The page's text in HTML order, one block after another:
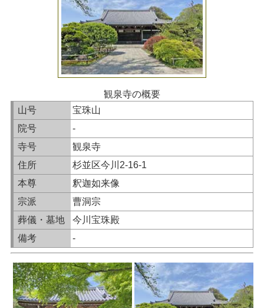
観泉寺の概要
山号
宝珠山
院号
-
寺号
観泉寺
住所
杉並区今川2-16-1
本尊
釈迦如来像
宗派
曹洞宗
葬儀・墓地
今川宝珠殿
備考
-